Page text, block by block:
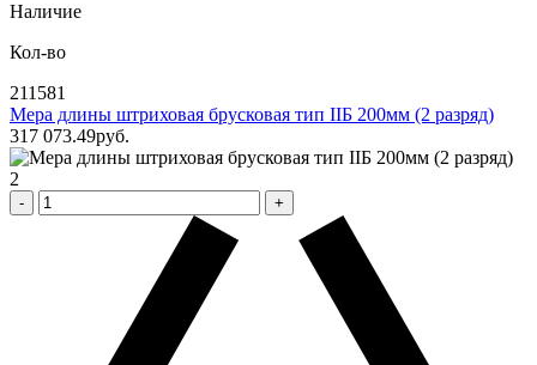
Наличие
Кол-во
211581
Мера длины штриховая брусковая тип IIБ 200мм (2 разряд)
317 073.49pуб.
2